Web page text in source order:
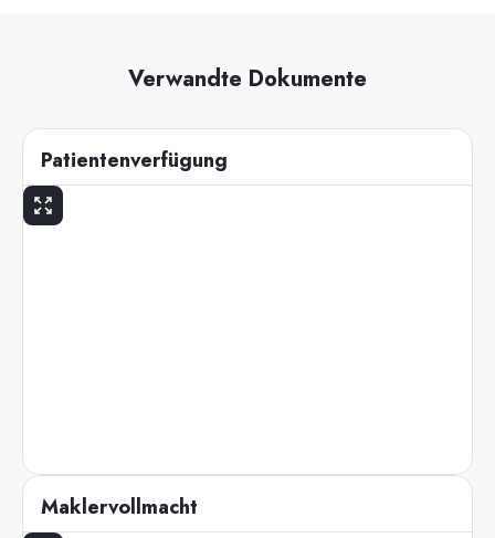
Verwandte Dokumente
Patientenverfügung
Maklervollmacht